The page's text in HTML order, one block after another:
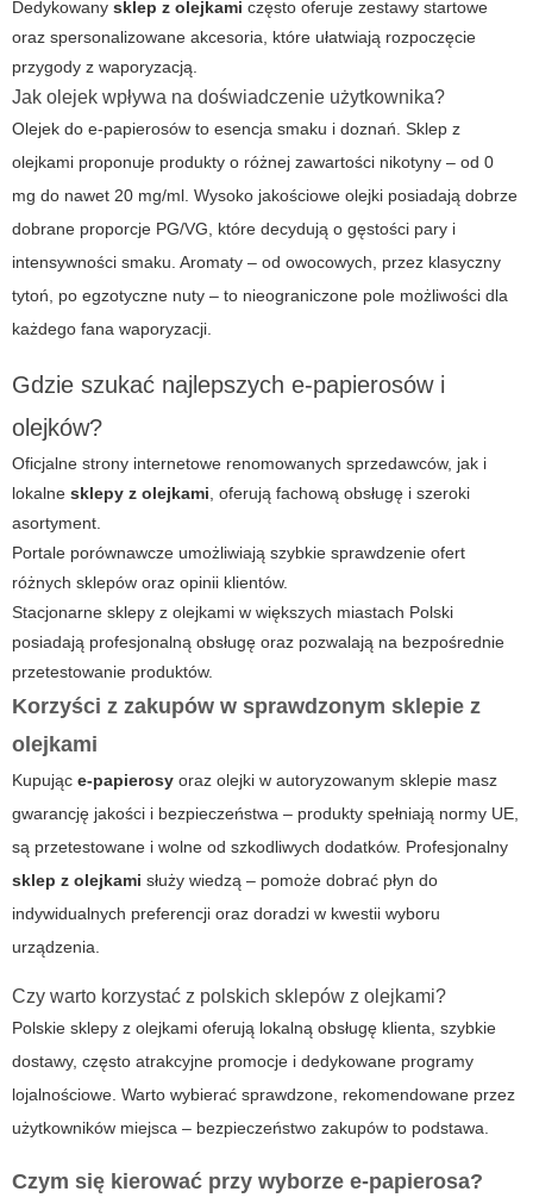
Dedykowany sklep z olejkami często oferuje zestawy startowe
oraz spersonalizowane akcesoria, które ułatwiają rozpoczęcie
przygody z waporyzacją.
Jak olejek wpływa na doświadczenie użytkownika?
Olejek do e-papierosów to esencja smaku i doznań. Sklep z
olejkami proponuje produkty o różnej zawartości nikotyny – od 0
mg do nawet 20 mg/ml. Wysoko jakościowe olejki posiadają dobrze
dobrane proporcje PG/VG, które decydują o gęstości pary i
intensywności smaku. Aromaty – od owocowych, przez klasyczny
tytoń, po egzotyczne nuty – to nieograniczone pole możliwości dla
każdego fana waporyzacji.
Gdzie szukać najlepszych e-papierosów i
olejków?
Oficjalne strony internetowe renomowanych sprzedawców, jak i
lokalne sklepy z olejkami, oferują fachową obsługę i szeroki
asortyment.
Portale porównawcze umożliwiają szybkie sprawdzenie ofert
różnych sklepów oraz opinii klientów.
Stacjonarne sklepy z olejkami w większych miastach Polski
posiadają profesjonalną obsługę oraz pozwalają na bezpośrednie
przetestowanie produktów.
Korzyści z zakupów w sprawdzonym sklepie z
olejkami
Kupując e-papierosy oraz olejki w autoryzowanym sklepie masz
gwarancję jakości i bezpieczeństwa – produkty spełniają normy UE,
są przetestowane i wolne od szkodliwych dodatków. Profesjonalny
sklep z olejkami służy wiedzą – pomoże dobrać płyn do
indywidualnych preferencji oraz doradzi w kwestii wyboru
urządzenia.
Czy warto korzystać z polskich sklepów z olejkami?
Polskie sklepy z olejkami oferują lokalną obsługę klienta, szybkie
dostawy, często atrakcyjne promocje i dedykowane programy
lojalnościowe. Warto wybierać sprawdzone, rekomendowane przez
użytkowników miejsca – bezpieczeństwo zakupów to podstawa.
Czym się kierować przy wyborze e-papierosa?